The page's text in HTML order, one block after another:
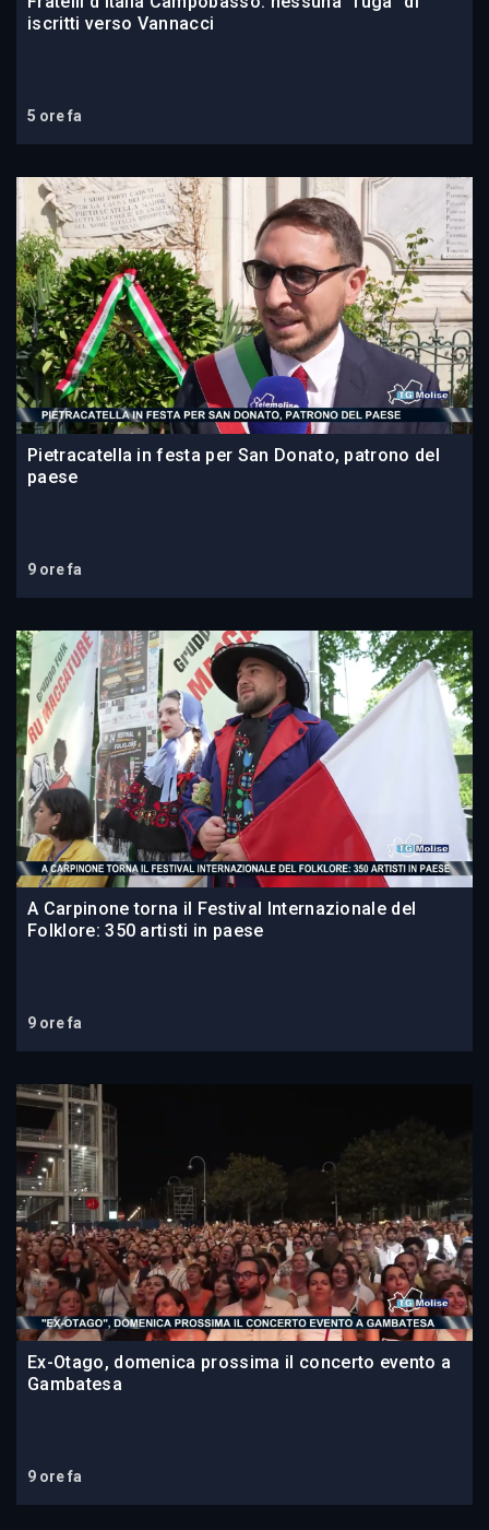
iscritti verso Vannacci
5 ore fa
Pietracatella in festa per San Donato, patrono del
paese
9 ore fa
A Carpinone torna il Festival Internazionale del
Folklore: 350 artisti in paese
9 ore fa
Ex-Otago, domenica prossima il concerto evento a
Gambatesa
9 ore fa